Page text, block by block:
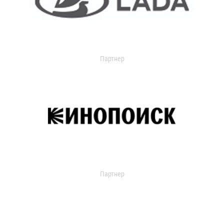
Партнер
Партнер